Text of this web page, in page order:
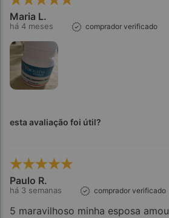
Maria L.
há 4 meses comprador verificado
esta avaliação foi útil?
Paulo R.
há 3 semanas comprador verificado
5 maravilhoso minha esposa amou